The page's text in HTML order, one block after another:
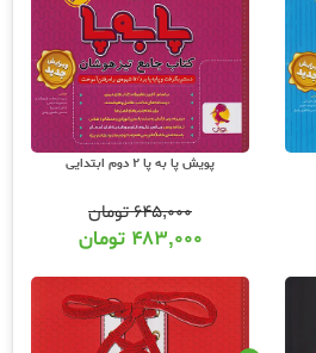
پویش پا به پا 2 دوم ابتدایی
۶۴۵,۰۰۰تومان
۴۸۳,۰۰۰ تومان